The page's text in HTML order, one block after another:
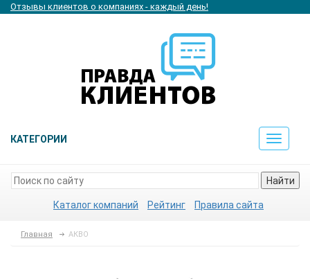
Отзывы клиентов о компаниях - каждый день!
КАТЕГОРИИ
Toggle
Найти
Каталог компаний Рейтинг Правила сайта
Главная АКВО